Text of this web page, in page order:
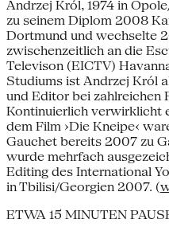
Andrzej Król, 1974 in
zu seinem Diplom 2008
Dortmund und wechselte
zwischenzeitlich an die
Televison (EICTV)
Studiums ist Andrzej Król
und Editor bei zahlreichen
Kontinuierlich verwirklicht
dem Film ›Die Kneipe‹
Gauchet bereits 2007 zu
wurde mehrfach
Editing des International
in Tbilisi/Georgien 2007. (
ETWA 15 MINUTEN